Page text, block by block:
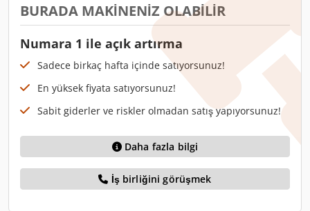
BURADA MAKINENIZ OLABILIR
Numara 1 ile açık artırma
Sadece birkaç hafta içinde satıyorsunuz!
En yüksek fiyata satıyorsunuz!
Sabit giderler ve riskler olmadan satış yapıyorsunuz!
Daha fazla bilgi
İş birliğini görüşmek